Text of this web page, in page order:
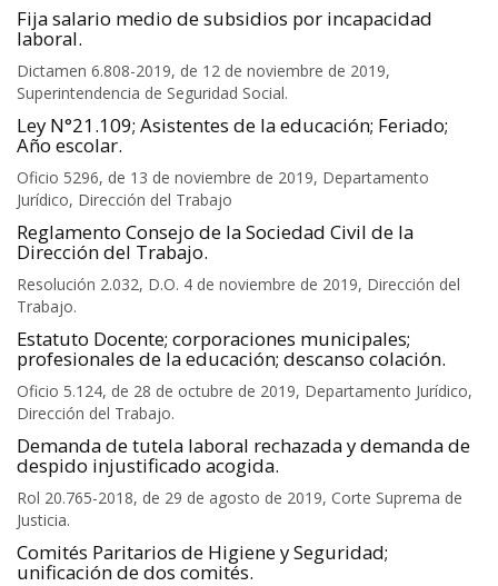
Fija salario medio de subsidios por incapacidad
laboral.
Dictamen 6.808-2019, de 12 de noviembre de 2019,
Superintendencia de Seguridad Social.
Ley N°21.109; Asistentes de la educación; Feriado;
Año escolar.
Oficio 5296, de 13 de noviembre de 2019, Departamento
Jurídico, Dirección del Trabajo
Reglamento Consejo de la Sociedad Civil de la
Dirección del Trabajo.
Resolución 2.032, D.O. 4 de noviembre de 2019, Dirección del
Trabajo.
Estatuto Docente; corporaciones municipales;
profesionales de la educación; descanso colación.
Oficio 5.124, de 28 de octubre de 2019, Departamento Jurídico,
Dirección del Trabajo.
Demanda de tutela laboral rechazada y demanda de
despido injustificado acogida.
Rol 20.765-2018, de 29 de agosto de 2019, Corte Suprema de
Justicia.
Comités Paritarios de Higiene y Seguridad;
unificación de dos comités.